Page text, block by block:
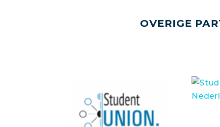
OVERIGE